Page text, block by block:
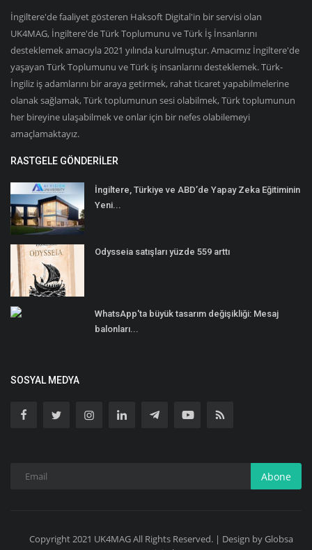
İngiltere'de faaliyet gösteren Haksoft Digital'in bir servisi olan
UK4MAG, İngiltere'de Türk Toplumunu ve Türk İş İnsanlarını
desteklemek amacıyla 2021 yılında kurulmuştur. Amacımız İngiltere'de
yaşayan Türk Toplumunu ve Türk iş insanlarını desteklemek. Türk-
İngiliz iş adamlarını bir araya getirmek, rahat ticaret yapabilmelerine
olanak sağlamak, Türk toplumunun sesi olabilmek, Türk toplumunun
her bireyine ulaşabilmek ve onlar için bir nefes olabilemeyi
amaçlamaktayız.
RASTGELE GÖNDERILER
İngiltere, Türkiye ve ABD’de Yapay Zeka Eğitiminin
Yeni...
Odysseia satışları yüzde 559 arttı
WhatsApp'ta büyük tasarım değişikliği: Mesaj
balonları...
SOSYAL MEDYA
Abone
Copyright 2021 UK4MAG All Rights Reserved. | Design by Globsa